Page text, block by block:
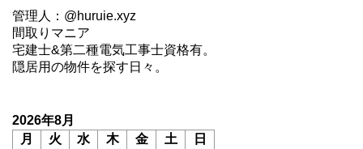
管理人：@huruie.xyz
間取りマニア
宅建士&第二種電気工事士資格有。
隠居用の物件を探す日々。
2026年8月
月
火 水 木 金 土
日